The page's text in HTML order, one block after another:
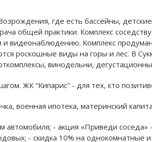
где есть бассейны,
общей практики. Комплекс
и видеонаблюдению. Комплекс
роскошные виды на горы и лес. В
винодельни,
ЖК “Кипарис” - для тех, кто
военная ипотека, материнский
- акция «Приведи
- скидка 10% на однокомнатные